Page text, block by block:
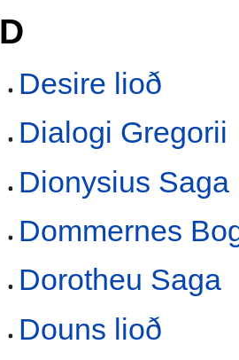
D
Desire lioð
Dialogi Gregorii
Dionysius Saga
Dommernes
Dorotheu Saga
Douns lioð